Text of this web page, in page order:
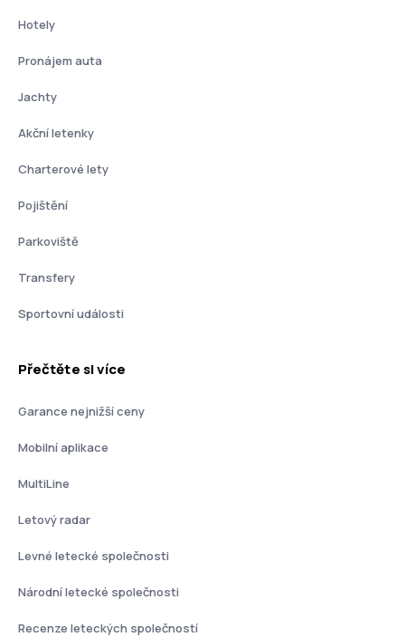
Hotely
Pronájem auta
Jachty
Akční letenky
Charterové lety
Pojištění
Parkoviště
Transfery
Sportovní události
Přečtěte si více
Garance nejnižší ceny
Mobilní aplikace
MultiLine
Letový radar
Levné letecké společnosti
Národní letecké společnosti
Recenze leteckých společností